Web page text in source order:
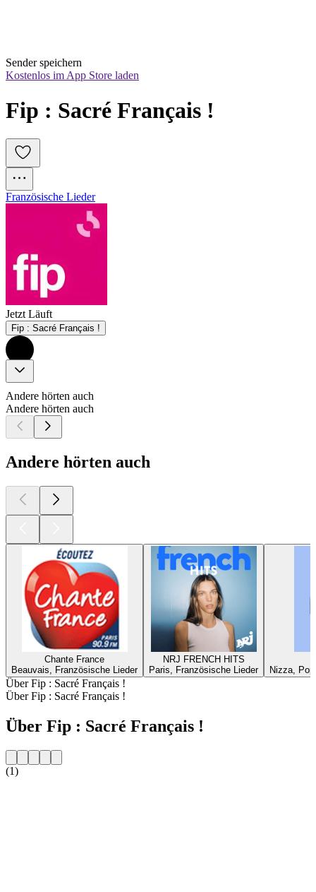
Sender speichern
Kostenlos im App Store laden
Fip : Sacré Français !
Französische Lieder
Jetzt Läuft
Fip : Sacré Français !
Andere hörten auch
Andere hörten auch
Andere hörten auch
Chante France
Beauvais, Französische Lieder
NRJ FRENCH HITS
Paris, Französische Lieder
Nizza,
Über Fip : Sacré Français !
Über Fip : Sacré Français !
Über Fip : Sacré Français !
(1)